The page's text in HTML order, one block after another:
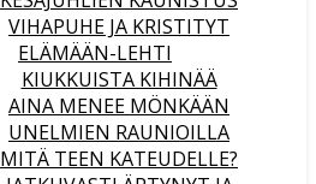
VIHAPUHE JA KRISTITYT
ELÄMÄÄN-LEHTI
KIUKKUISTA KIHINÄÄ
AINA MENEE MÖNKÄÄN
UNELMIEN RAUNIOILLA
MITÄ TEEN KATEUDELLE?